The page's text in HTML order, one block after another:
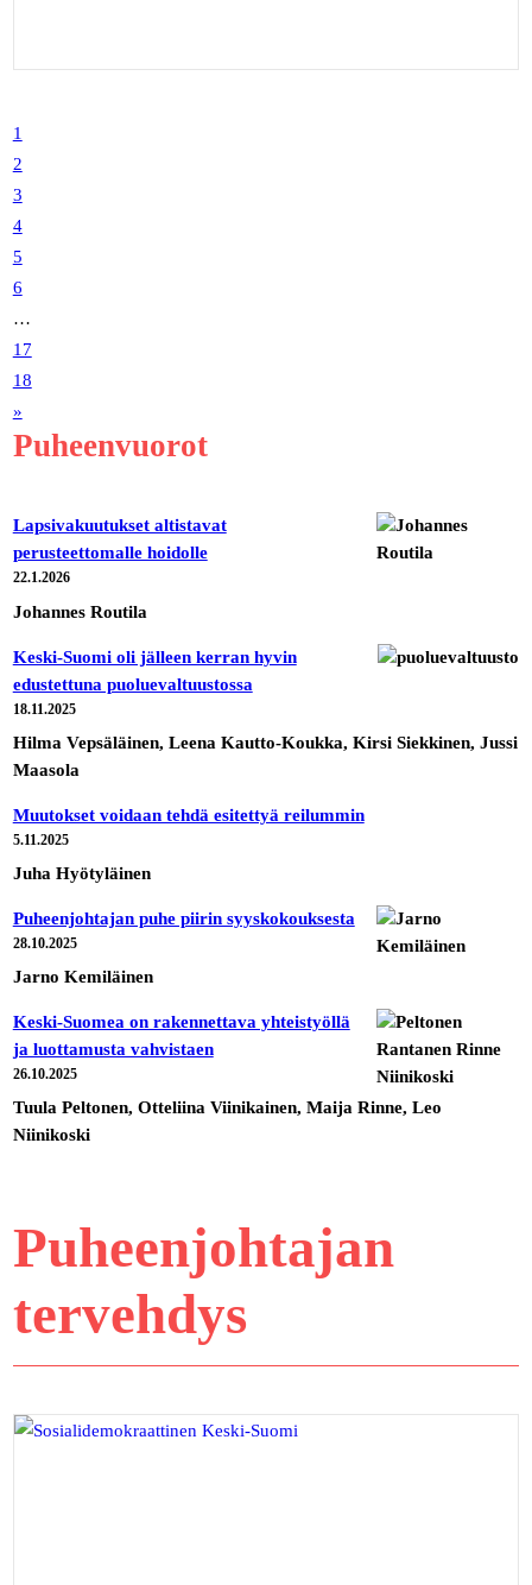
1
2
3
4
5
6
…
17
18
»
Puheenvuorot
Lapsivakuutukset altistavat
perusteettomalle hoidolle
22.1.2026
Johannes Routila
Keski-Suomi oli jälleen kerran hyvin
edustettuna puoluevaltuustossa
18.11.2025
Hilma Vepsäläinen, Leena Kautto-Koukka, Kirsi Siekkinen, Jussi
Maasola
Muutokset voidaan tehdä esitettyä reilummin
5.11.2025
Juha Hyötyläinen
Puheenjohtajan puhe piirin syyskokouksesta
28.10.2025
Jarno Kemiläinen
Keski-Suomea on rakennettava yhteistyöllä
ja luottamusta vahvistaen
26.10.2025
Tuula Peltonen, Otteliina Viinikainen, Maija Rinne, Leo
Niinikoski
Puheenjohtajan
tervehdys